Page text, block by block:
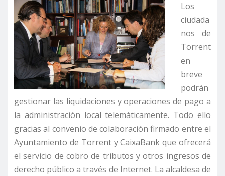
Los
ciudada
nos de
Torrent
en
breve
podrán
gestionar las liquidaciones y operaciones de pago a
la administración local telemáticamente. Todo ello
gracias al convenio de colaboración firmado entre el
Ayuntamiento de Torrent y CaixaBank que ofrecerá
el servicio de cobro de tributos y otros ingresos de
derecho público a través de Internet. La alcaldesa de